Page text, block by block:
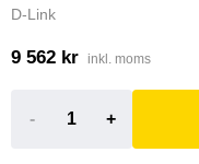
D-Link
9 562 kr inkl. moms
- +